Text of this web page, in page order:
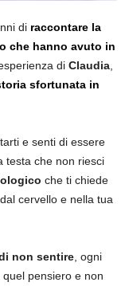
di raccontare la
che hanno avuto in
di Claudia,
sfortunata in
e senti di essere
testa che non riesci
che ti chiede
cervello e nella tua
non sentire, ogni
pensiero e non